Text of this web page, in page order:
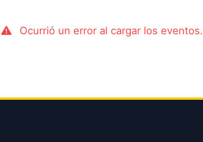
Ocurrió un error al cargar los eventos.